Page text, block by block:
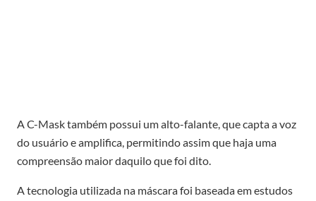
A C-Mask também possui um alto-falante, que capta a voz
do usuário e amplifica, permitindo assim que haja uma
compreensão maior daquilo que foi dito.
A tecnologia utilizada na máscara foi baseada em estudos